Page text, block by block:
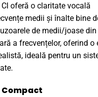
oferă o claritate vocală
medii și înalte bine
de medii/joase
a frecvențelor, oferind o
ideală pentru un
Compact